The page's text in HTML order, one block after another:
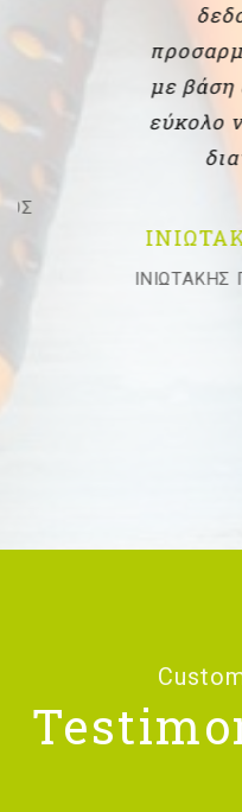
με βάση αυτή
εύκολο να
ΙΝΙΩΤΑΚΗΣ
ΙΝΙΩΤΑΚΗΣ